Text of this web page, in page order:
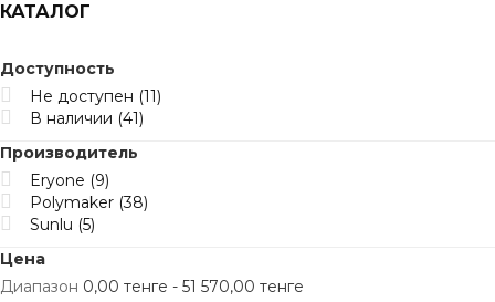
КАТАЛОГ
Доступность
Не доступен (11)
В наличии (41)
Производитель
Eryone (9)
Polymaker (38)
Sunlu (5)
Цена
Диапазон 0,00 тенге - 51 570,00 тенге